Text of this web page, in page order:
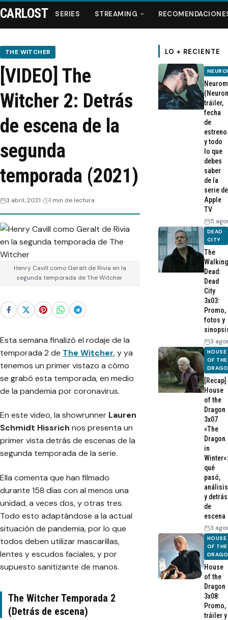
Series
Streaming
Recomendaciones
Videos
Webisodios
CARLOST SERIES STREAMING
THE WITCHER
[VIDEO] The
Witcher 2: Detrás
de escena de la
segunda
temporada (2021)
3 abril, 2021 1 min de lectura
Henry Cavill como Geralt de Rivia en la
segunda temporada de The Witcher
Esta semana finalizó el rodaje de la
temporada 2 de The Witcher, y ya
tenemos un primer vistazo a cómo
se grabó esta temporada, en medio
de la pandemia por coronavirus.
En este video, la showrunner Lauren
Schmidt Hissrich nos presenta un
primer vista detrás de escenas de la
segunda temporada de la serie.
Ella comenta que han filmado
durante 158 días con al menos una
unidad, a veces dos, y otras tres.
Todo esto adaptándose a la actual
situación de pandemia, por lo que
todos deben utilizar mascarillas,
lentes y escudos faciales, y por
supuesto sanitizante de manos.
The Witcher Temporada 2
(Detrás de escena)
LO + RECIENTE
tráiler,
fecha
de
estreno
y todo
lo que
debes
saber
de la
serie de
Apple
TV
5
DEAD
CITY
The
Walking
Dead:
Dead
City
3x03:
Promo,
fotos y
3
HOUSE
OF THE
[Recap]
House
of the
Dragon
3x07
«The
Dragon
in
Winter»:
qué
pasó,
análisis
y detrás
de
escena
3
HOUSE
OF THE
House
of the
Dragon
3x08:
Promo,
tráiler y